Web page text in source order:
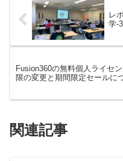
レ
学-
Fusion360の無料個人ライセ
限の変更と期間限定セールに
関連記事